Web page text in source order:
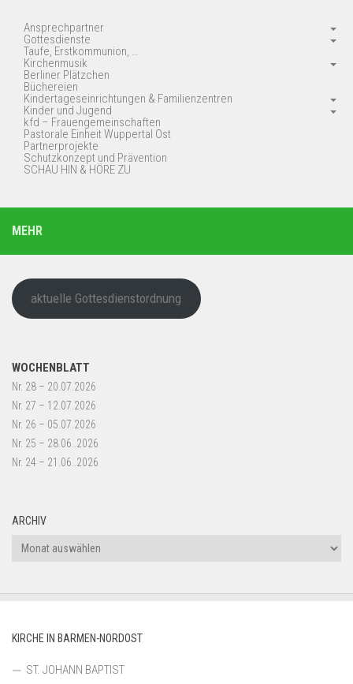
Ansprechpartner
Gottesdienste
Taufe, Erstkommunion, …
Kirchenmusik
Berliner Plätzchen
Büchereien
Kindertageseinrichtungen & Familienzentren
Kinder und Jugend
kfd – Frauengemeinschaften
Pastorale Einheit Wuppertal Ost
Partnerprojekte
Schutzkonzept und Prävention
SCHAU HIN & HÖRE ZU
MEHR
aktuelle Gottesdienstordnung
WOCHENBLATT
Nr. 28 – 20.07.2026
Nr. 27 – 12.07.2026
Nr. 26 – 05.07.2026
Nr. 25 – 28.06..2026
Nr. 24 – 21.06..2026
ARCHIV
Archiv
KIRCHE IN BARMEN-NORDOST
ST. JOHANN BAPTIST